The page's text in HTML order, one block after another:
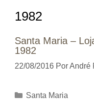
1982
Santa Maria –
1982
22/08/2016 PorAndré
Categorias
Santa Maria